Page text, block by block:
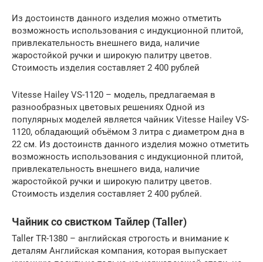
Из достоинств данного изделия можно отметить
возможность использования с индукционной плитой,
привлекательность внешнего вида, наличие
жаростойкой ручки и широкую палитру цветов.
Стоимость изделия составляет 2 400 рублей
Vitesse Hailey VS-1120 – модель, предлагаемая в
разнообразных цветовых решениях Одной из
популярных моделей является чайник Vitesse Hailey VS-
1120, обладающий объёмом 3 литра с диаметром дна в
22 см. Из достоинств данного изделия можно отметить
возможность использования с индукционной плитой,
привлекательность внешнего вида, наличие
жаростойкой ручки и широкую палитру цветов.
Стоимость изделия составляет 2 400 рублей.
Чайник со свистком Тайлер (Taller)
Taller TR-1380 – английская строгость и внимание к
деталям Английская компания, которая выпускает